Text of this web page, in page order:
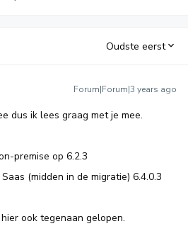
Oudste eerst
Forum|Forum|3 years ago
dus ik lees graag met je mee.
premise op 6.2.3
(midden in de migratie) 6.4.0.3
ook tegenaan gelopen.